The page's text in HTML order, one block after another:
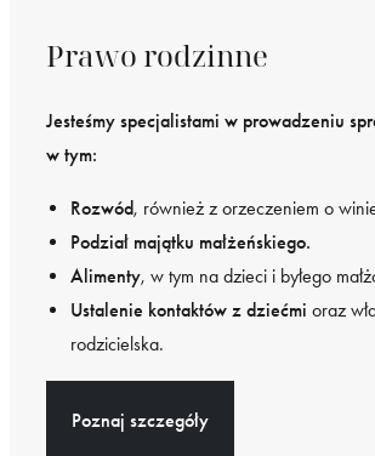
Prawo rodzinne
Jesteśmy specjalistami w prowadzeniu
w tym:
Rozwód, również z orzeczeniem o
Podział majątku małżeńskiego.
Alimenty, w tym na dzieci i byłego
Ustalenie kontaktów z dziećmi oraz
rodzicielska.
Poznaj szczegóły